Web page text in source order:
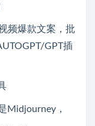
频爆款文案，批
GPT插
Midjourney，